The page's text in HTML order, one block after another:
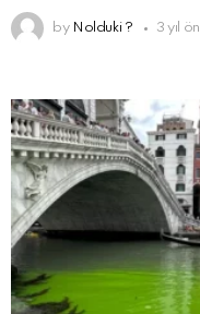
by Nolduki ? 3 yıl